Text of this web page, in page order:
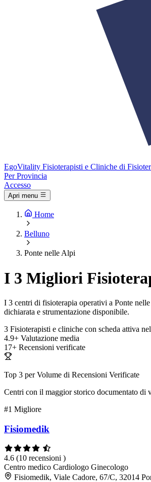
EgoVitality Fisioterapisti e Cliniche di
Per Provincia
Accesso
Apri menu
Home
Belluno
Ponte nelle Alpi
I 3 Migliori
I 3 centri di fisioterapia operativi a Ponte
dichiarata e strumentazione disponibile.
3 Fisioterapisti e cliniche con scheda attiva
4.9+ Valutazione media
17+ Recensioni verificate
Top 3 per Volume di Recensioni Verificate
Centri con il maggior storico documentato di
#1 Migliore
Fisiomedik
4.6 (10 recensioni )
Centro medico Cardiologo Ginecologo
Fisiomedik, Viale Cadore, 67/C, 32014